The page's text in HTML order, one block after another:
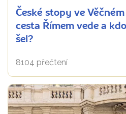
České stopy ve
cesta Římem vede a
šel?
8104 přečtení